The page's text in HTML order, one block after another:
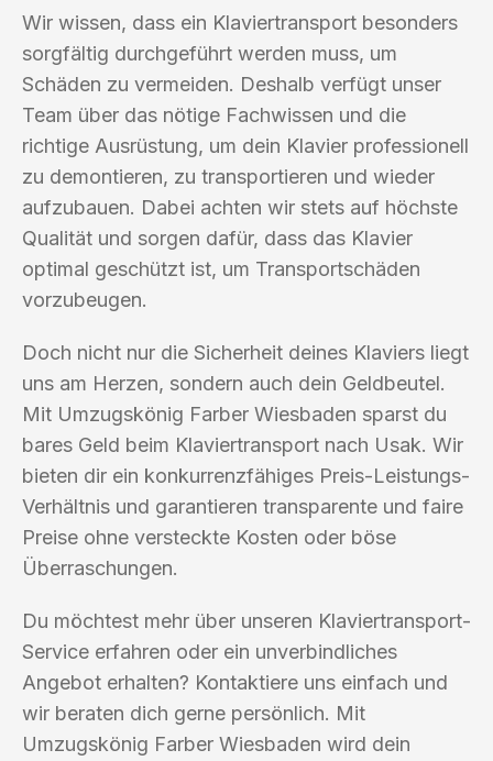
Wir wissen, dass ein Klaviertransport besonders
sorgfältig durchgeführt werden muss, um
Schäden zu vermeiden. Deshalb verfügt unser
Team über das nötige Fachwissen und die
richtige Ausrüstung, um dein Klavier professionell
zu demontieren, zu transportieren und wieder
aufzubauen. Dabei achten wir stets auf höchste
Qualität und sorgen dafür, dass das Klavier
optimal geschützt ist, um Transportschäden
vorzubeugen.
Doch nicht nur die Sicherheit deines Klaviers liegt
uns am Herzen, sondern auch dein Geldbeutel.
Mit Umzugskönig Farber Wiesbaden sparst du
bares Geld beim Klaviertransport nach Usak. Wir
bieten dir ein konkurrenzfähiges Preis-Leistungs-
Verhältnis und garantieren transparente und faire
Preise ohne versteckte Kosten oder böse
Überraschungen.
Du möchtest mehr über unseren Klaviertransport-
Service erfahren oder ein unverbindliches
Angebot erhalten? Kontaktiere uns einfach und
wir beraten dich gerne persönlich. Mit
Umzugskönig Farber Wiesbaden wird dein